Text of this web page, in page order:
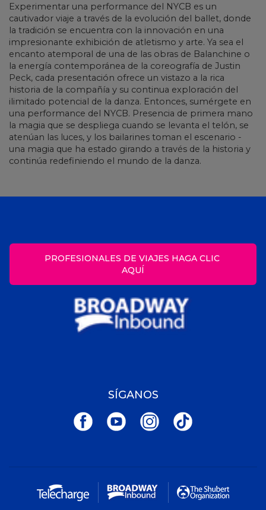
Experimentar una performance del NYCB es un
cautivador viaje a través de la evolución del ballet, donde
la tradición se encuentra con la innovación en una
impresionante exhibición de atletismo y arte. Ya sea el
encanto atemporal de una de las obras de Balanchine o
la energía contemporánea de la coreografía de Justin
Peck, cada presentación ofrece un vistazo a la rica
historia de la compañía y su continua exploración del
ilimitado potencial de la danza. Entonces, sumérgete en
una performance del NYCB. Presencia de primera mano
la magia que se despliega cuando se levanta el telón, se
atenúan las luces, y los bailarines toman el escenario -
una magia que ha estado girando a través de la historia y
continúa redefiniendo el mundo de la danza.
PROFESIONALES DE VIAJES HAGA CLIC
AQUÍ
SÍGANOS